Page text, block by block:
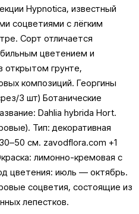
Hypnotica, известный
соцветиями с лёгким
Сорт отличается
цветением и
открытом грунте,
композиций. Георгины
3 шт) Ботанические
Dahlia hybrida Hort.
Тип: декоративная
см. zavodflora.com +1
лимонно-кремовая с
цветения: июль — октябрь.
соцветия, состоящие из
лепестков.